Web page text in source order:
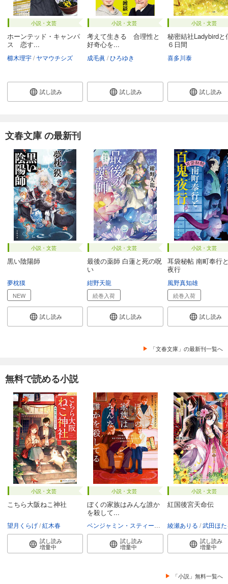
小説・文芸
ホーンテッド・キャンパ
ス 恋す...
櫛木理宇 ヤマウチシズ
試し読み
小説・文芸
考えて生きる 合理性と
好奇心を...
成毛眞 ひろゆき
試し読み
小説・文芸
秘密結社Ladybirdと
６日間
喜多川泰
試し読み
文春文庫 の最新刊
小説・文芸
黒い陰陽師
夢枕獏
NEW
試し読み
小説・文芸
最後の薬師 白蓮と死の呪
い
紺野天龍
続巻入荷
試し読み
小説・文芸
耳袋秘帖 南町奉行
夜行
風野真知雄
続巻入荷
試し読み
「文春文庫」の最新刊一覧へ
無料で読める小説
小説・文芸
こちら大阪ねこ神社
望月くらげ 紅木春
試し読み
増量中
小説・文芸
ぼくの家族はみんな誰か
を殺して...
富永和子
試し読み
増量中
小説・文芸
紅国後宮天命伝
綾瀬ありる 武田ほ
試し読み
増量中
「小説」無料一覧へ